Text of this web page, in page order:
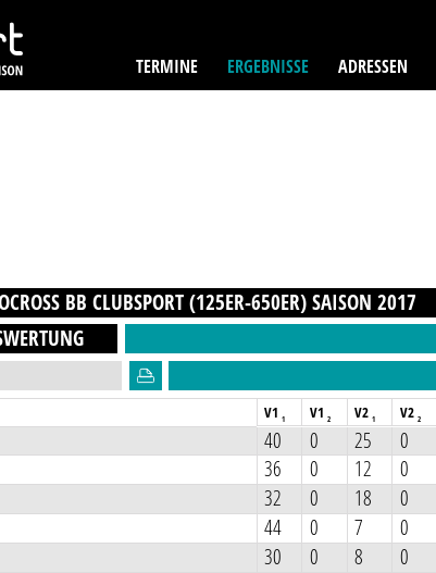
TERMINE ERGEBNISSE ADRESSEN
BB CLUBSPORT (125ER-650ER)SAISON2017
V1 1 V1 2 V2 1 V2 2
40 0 25 0
36 0 12 0
32 0 18 0
44 0 7 0
30 0 8 0